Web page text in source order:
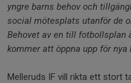
yngre barns behov och
social mötesplats utanför de
Behovet av en till fotbollsplan
kommer att öppna upp för nya
Melleruds IF vill rikta ett stort